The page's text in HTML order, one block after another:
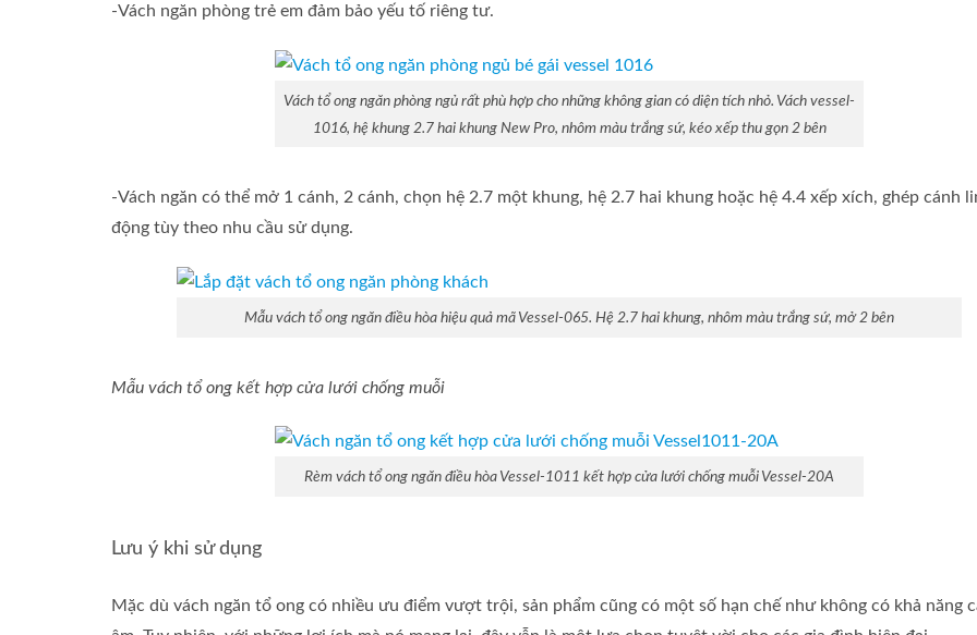
-Vách ngăn phòng trẻ em đảm bảo yếu tố riêng tư.
Vách tổ ong ngăn phòng ngủ rất phù hợp cho những không gian có diện tích nhỏ. Vách vessel-
1016, hệ khung 2.7 hai khung New Pro, nhôm màu trắng sứ, kéo xếp thu gọn 2 bên
-Vách ngăn có thể mở 1 cánh, 2 cánh, chọn hệ 2.7 một khung, hệ 2.7 hai khung hoặc hệ 4.4 xếp xích, ghép cánh
động tùy theo nhu cầu sử dụng.
Mẫu vách tổ ong ngăn điều hòa hiệu quả mã Vessel-065. Hệ 2.7 hai khung, nhôm màu trắng sứ, mở 2 bên
Mẫu vách tổ ong kết hợp cửa lưới chống muỗi
Rèm vách tổ ong ngăn điều hòa Vessel-1011 kết hợp cửa lưới chống muỗi Vessel-20A
Lưu ý khi sử dụng
Mặc dù vách ngăn tổ ong có nhiều ưu điểm vượt trội, sản phẩm cũng có một số hạn chế như không có khả năng